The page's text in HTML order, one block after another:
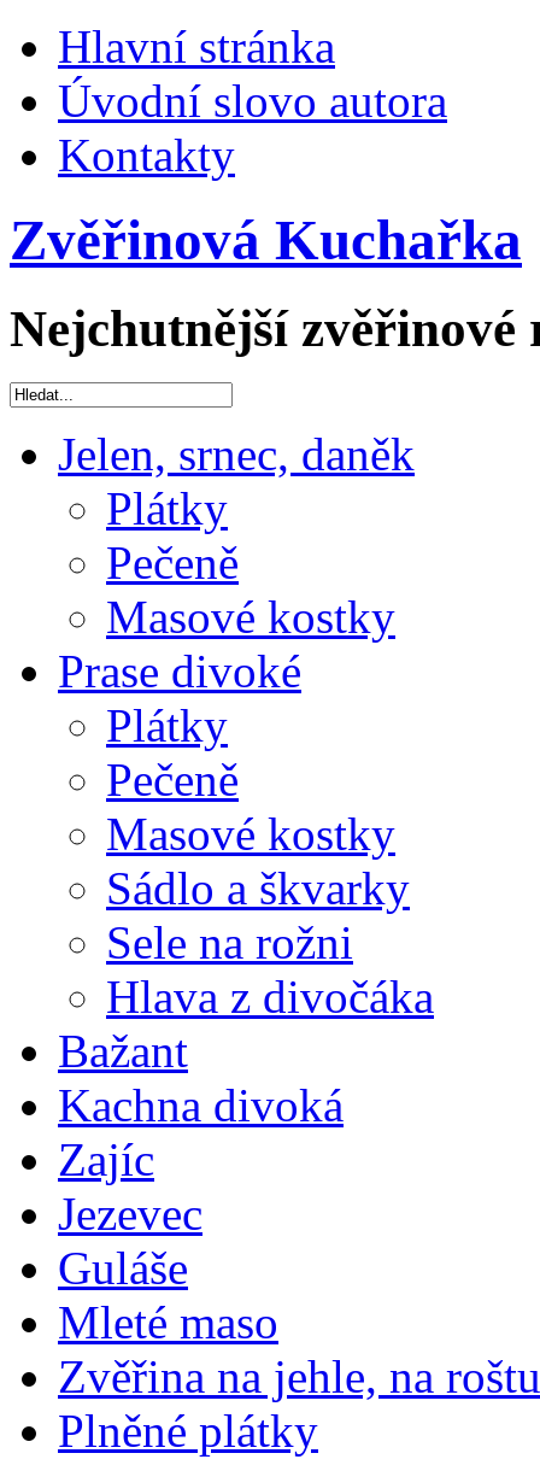
Hlavní stránka
Úvodní slovo autora
Kontakty
Zvěřinová Kuchařka
Nejchutnější zvěřinové
Jelen, srnec, daněk
Plátky
Pečeně
Masové kostky
Prase divoké
Plátky
Pečeně
Masové kostky
Sádlo a škvarky
Sele na rožni
Hlava z divočáka
Bažant
Kachna divoká
Zajíc
Jezevec
Guláše
Mleté maso
Zvěřina na jehle, na roštu
Plněné plátky